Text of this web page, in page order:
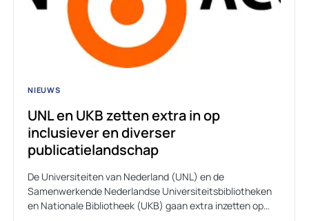
NIEUWS
UNL en UKB zetten extra in op
inclusiever en diverser
publicatielandschap
De Universiteiten van Nederland (UNL) en de
Samenwerkende Nederlandse Universiteitsbibliotheken
en Nationale Bibliotheek (UKB) gaan extra inzetten op…